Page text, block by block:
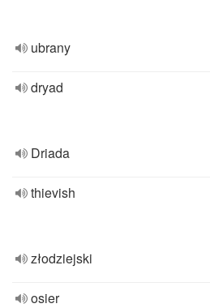
ubrany
dryad
Driada
thievish
złodziejski
osier